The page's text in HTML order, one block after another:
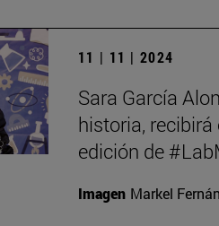
11 | 11 | 2024
Sara García
historia, recibirá
edición de
Imagen Markel